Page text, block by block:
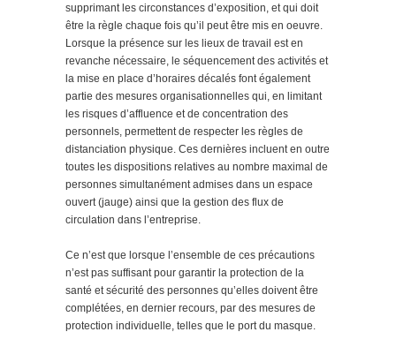
supprimant les circonstances d’exposition, et qui doit
être la règle chaque fois qu’il peut être mis en oeuvre.
Lorsque la présence sur les lieux de travail est en
revanche nécessaire, le séquencement des activités et
la mise en place d’horaires décalés font également
partie des mesures organisationnelles qui, en limitant
les risques d’affluence et de concentration des
personnels, permettent de respecter les règles de
distanciation physique. Ces dernières incluent en outre
toutes les dispositions relatives au nombre maximal de
personnes simultanément admises dans un espace
ouvert (jauge) ainsi que la gestion des flux de
circulation dans l’entreprise.
Ce n’est que lorsque l’ensemble de ces précautions
n’est pas suffisant pour garantir la protection de la
santé et sécurité des personnes qu’elles doivent être
complétées, en dernier recours, par des mesures de
protection individuelle, telles que le port du masque.